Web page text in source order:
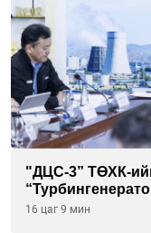
"ДЦС-3” ТӨХК-
шийдвэрлэхээр
16 цаг 9 мин